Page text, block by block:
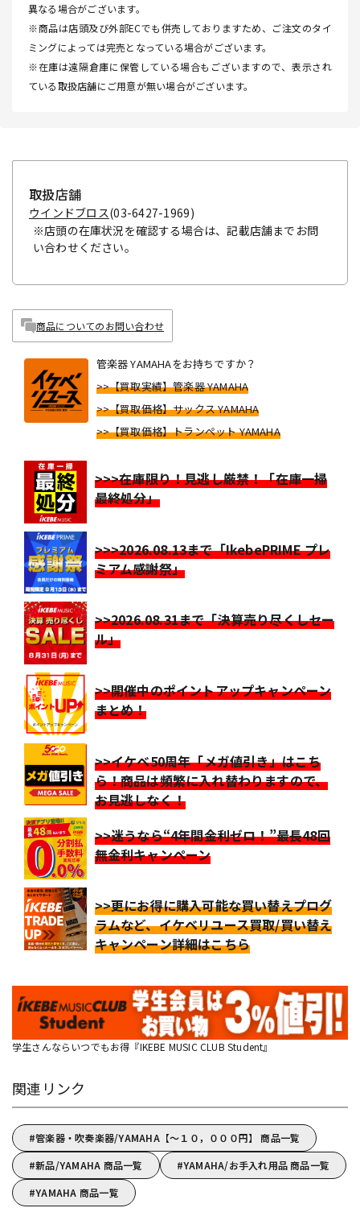
異なる場合がございます。
※商品は店頭及び外部ECでも併売しておりますため、ご注文のタイ
ミングによっては完売となっている場合がございます。
※在庫は遠隔倉庫に保管している場合もございますので、表示され
ている取扱店舗にご用意が無い場合がございます。
取扱店舗
ウインドブロス(03-6427-1969)
※店頭の在庫状況を確認する場合は、記載店舗までお問
い合わせください。
商品についてのお問い合わせ
管楽器 YAMAHAをお持ちですか？
>>【買取実績】管楽器 YAMAHA
>>【買取価格】サックス YAMAHA
>>【買取価格】トランペット YAMAHA
>>>在庫限り！見逃し厳禁！「在庫一掃
最終処分」
>>>2026.08.13まで「IkebePRIME プレ
ミアム感謝祭」
>>2026.08.31まで「決算売り尽くしセー
ル」
>>開催中のポイントアップキャンペーン
まとめ！
>>イケベ50周年「メガ値引き」はこち
ら！商品は頻繁に入れ替わりますので、
お見逃しなく！
>>迷うなら“4年間金利ゼロ！”最長48回
無金利キャンペーン
>>更にお得に購入可能な買い替えプログ
ラムなど、イケベリユース買取/買い替え
キャンペーン詳細はこちら
学生さんならいつでもお得『IKEBE MUSIC CLUB Student』
関連リンク
管楽器・吹奏楽器/YAMAHA【～１０，０００円】 商品一覧
新品/YAMAHA 商品一覧
YAMAHA/お手入れ用品 商品一覧
YAMAHA 商品一覧